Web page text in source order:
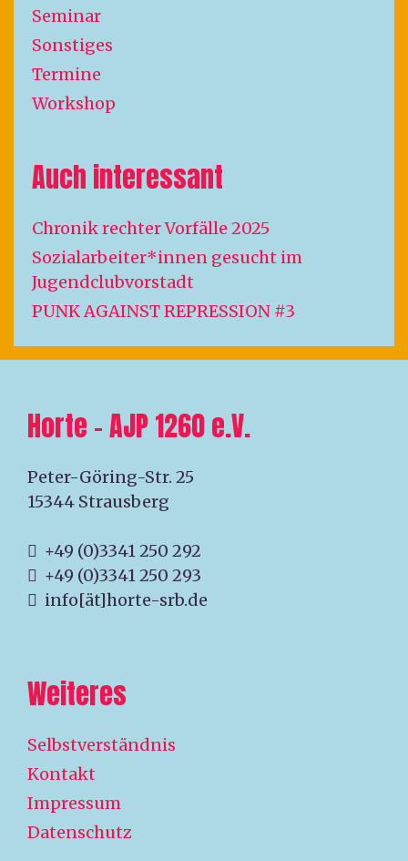
Seminar
Sonstiges
Termine
Workshop
Auch interessant
Chronik rechter Vorfälle 2025
Sozialarbeiter*innen gesucht im
Jugendclubvorstadt
PUNK AGAINST REPRESSION #3
Horte – AJP 1260 e.V.
Peter-Göring-Str. 25
15344 Strausberg
+49 (0)3341 250 292
+49 (0)3341 250 293
info[ät]horte-srb.de
Weiteres
Selbstverständnis
Kontakt
Impressum
Datenschutz